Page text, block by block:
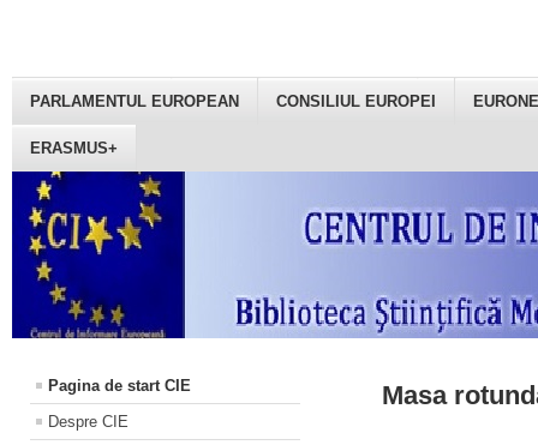
PARLAMENTUL EUROPEAN CONSILIUL EUROPEI
ERASMUS+
Pagina de start CIE
Despre CIE
Masa